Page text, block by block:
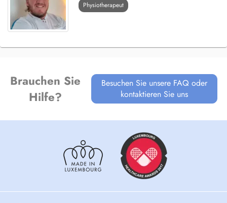
Physiotherapeut
Brauchen Sie
Hilfe?
Besuchen Sie unsere FAQ oder
kontaktieren Sie uns